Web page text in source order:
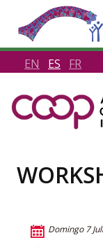
EN ES FR
Domingo 7